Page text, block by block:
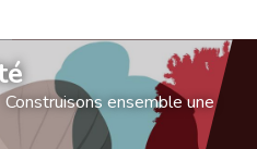
externe)
Construisons ensemble une